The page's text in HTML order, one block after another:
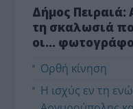
Δήμος Πειραιά:
τη σκαλωσιά
οι…
Ορθή κίνηση
Η ισχύς εν τη